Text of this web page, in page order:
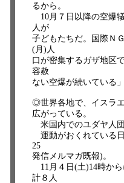
るから。
10月７日以降の空爆
人が
子どもたちだ。国際Ｎ
(月)人
口が密集するガザ地区
容赦
ない空爆が続いている
◎世界各地で、イスラ
広がっている。
米国内でのユダヤ人
運動がおくれている
25
発信メルマガ既報)。
11月４日(土)14時か
計８人